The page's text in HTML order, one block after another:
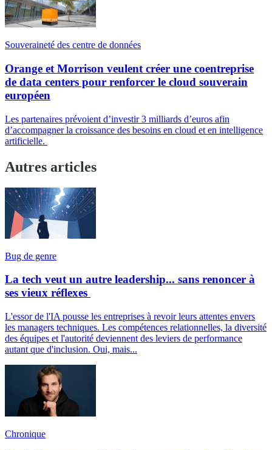
Souveraineté des centre de données
Orange et Morrison veulent créer une coentreprise
de data centers pour renforcer le cloud souverain
européen
Les partenaires prévoient d’investir 3 milliards d’euros afin
d’accompagner la croissance des besoins en cloud et en intelligence
artificielle.
Autres articles
Bug de genre
La tech veut un autre leadership... sans renoncer à
ses vieux réflexes
L'essor de l'IA pousse les entreprises à revoir leurs attentes envers
les managers techniques. Les compétences relationnelles, la diversité
des équipes et l'autorité deviennent des leviers de performance
autant que d'inclusion. Oui, mais...
Chronique